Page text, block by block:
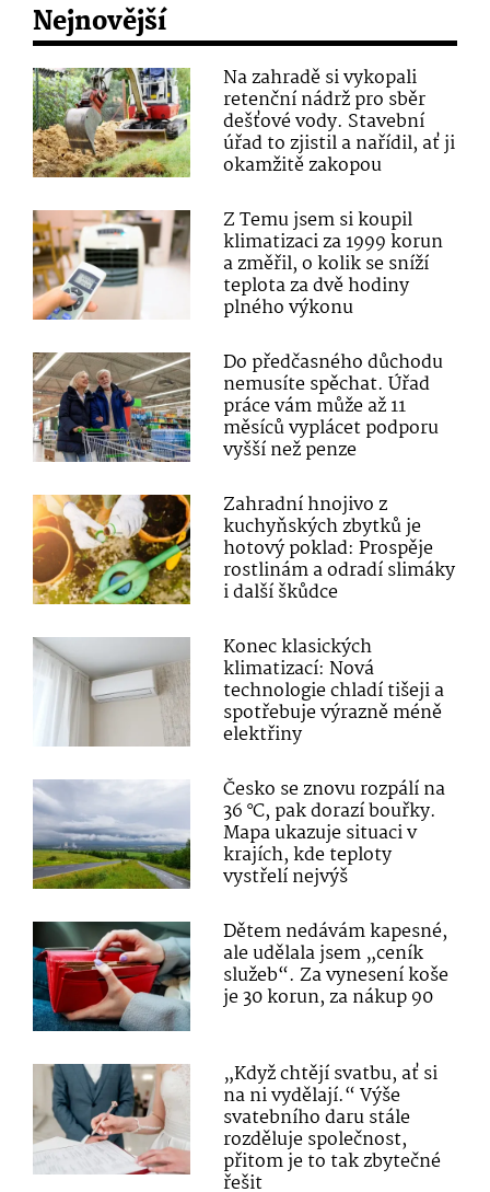
Nejnovější
Na zahradě si vykopali
retenční nádrž pro sběr
dešťové vody. Stavební
úřad to zjistil a nařídil, ať ji
okamžitě zakopou
Z Temu jsem si koupil
klimatizaci za 1999 korun
a změřil, o kolik se sníží
teplota za dvě hodiny
plného výkonu
Do předčasného důchodu
nemusíte spěchat. Úřad
práce vám může až 11
měsíců vyplácet podporu
vyšší než penze
Zahradní hnojivo z
kuchyňských zbytků je
hotový poklad: Prospěje
rostlinám a odradí slimáky
i další škůdce
Konec klasických
klimatizací: Nová
technologie chladí tišeji a
spotřebuje výrazně méně
elektřiny
Česko se znovu rozpálí na
36 °C, pak dorazí bouřky.
Mapa ukazuje situaci v
krajích, kde teploty
vystřelí nejvýš
Dětem nedávám kapesné,
ale udělala jsem „ceník
služeb“. Za vynesení koše
je 30 korun, za nákup 90
„Když chtějí svatbu, ať si
na ni vydělají.“ Výše
svatebního daru stále
rozděluje společnost,
přitom je to tak zbytečné
řešit